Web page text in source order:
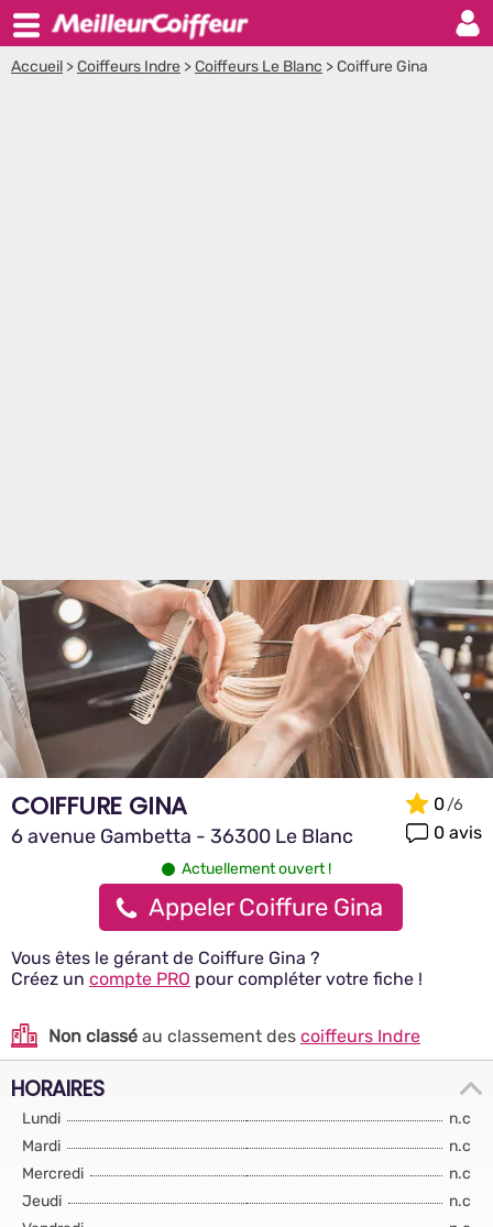
Accueil >Coiffeurs Indre >Coiffeurs Le Blanc >Coiffure Gina
COIFFURE GINA
6 avenue Gambetta - 36300 Le Blanc
0
0 avis
Actuellement ouvert !
Appeler Coiffure Gina
Vous êtes le gérant de Coiffure Gina ?
Créez un compte PRO pour compléter votre fiche !
Non classé au classement des coiffeurs Indre
HORAIRES
Lundi
n.c
Mardi
n.c
Mercredi
n.c
Jeudi
n.c